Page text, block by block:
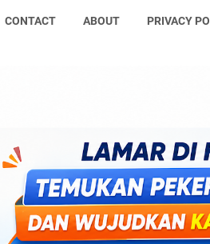
CONTACT ABOUT PRIVACY